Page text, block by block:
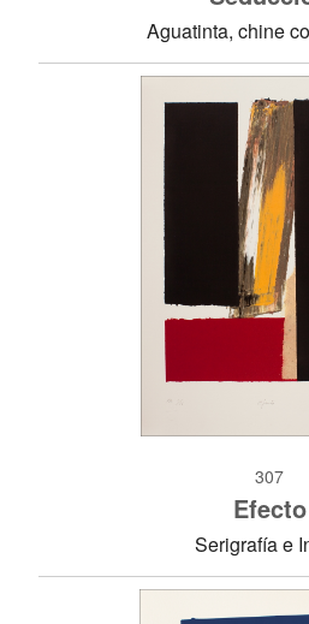
Aguatinta, chine
307
Efecto
Serigrafía e